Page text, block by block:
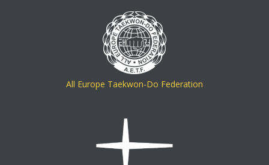
All Europe Taekwon-Do Federation